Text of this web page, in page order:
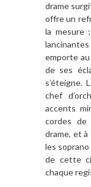
drame
offre un
la mesure
emporte
de ses
s’éteigne.
chef
accents
cordes de
drame, et
les
de cette
chaque